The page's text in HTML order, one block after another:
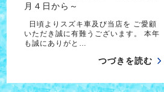
月４日から～
日頃よりスズキ車及び当店を ご愛顧
いただき誠に有難うございます。 本年
も誠にありがと…
つづきを読む